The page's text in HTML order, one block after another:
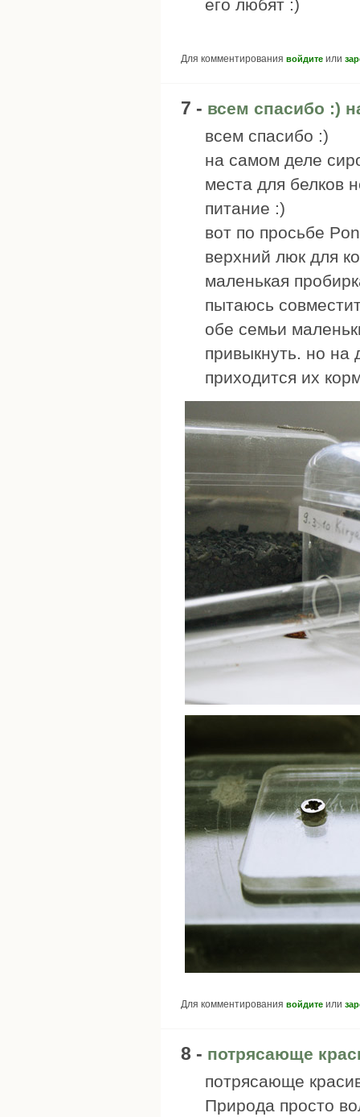
его любят :)
Для комментирования войдите или
7 - всем спасибо :)
всем спасибо :)
на самом деле
места для белков
питание :)
вот по просьбе
верхний люк для
маленькая
пытаюсь
обе семьи
привыкнуть. но на
приходится их
Для комментирования войдите или
8 - потрясающе
потрясающе
Природа просто